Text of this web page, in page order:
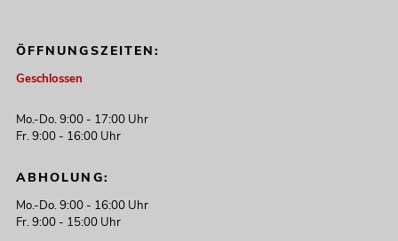
ÖFFNUNGSZEITEN:
Geschlossen
Mo.-Do. 9:00 - 17:00 Uhr
Fr. 9:00 - 16:00 Uhr
ABHOLUNG:
Mo.-Do. 9:00 - 16:00 Uhr
Fr. 9:00 - 15:00 Uhr